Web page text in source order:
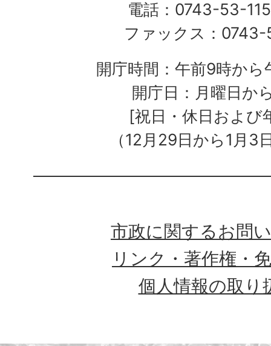
電話：0743-53-
ファックス：
開庁時間：午前9時か
開庁日：月曜日か
[祝日・休日および
（12月29日から1月3
市政に関するお問
リンク・著作権・
個人情報の取り